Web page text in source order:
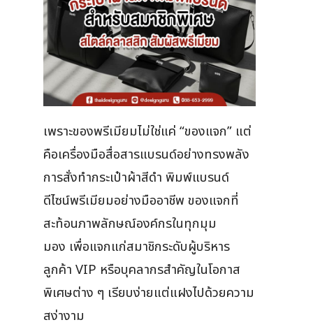
เพราะของพรีเมียมไม่ใช่แค่ “ของแจก” แต่
คือเครื่องมือสื่อสารแบรนด์อย่างทรงพลัง
การสั่งทำกระเป๋าผ้าสีดำ พิมพ์แบรนด์
ดีไซน์พรีเมียมอย่างมืออาชีพ ของแจกที่
สะท้อนภาพลักษณ์องค์กรในทุกมุม
มอง เพื่อแจกแก่สมาชิกระดับผู้บริหาร
ลูกค้า VIP หรือบุคลากรสำคัญในโอกาส
พิเศษต่าง ๆ เรียบง่ายแต่แฝงไปด้วยความ
สง่างาม